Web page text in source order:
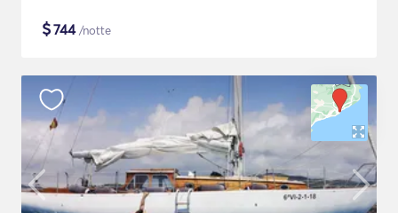
$744/notte